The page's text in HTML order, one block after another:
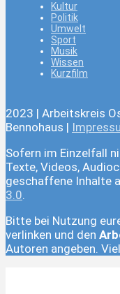
Kultur
Politik
Umwelt
Sport
Musik
Wissen
Kurzfilm
2023 | Arbeitskreis
Bennohaus |
Sofern im Einzelfall
Texte, Videos,
geschaffene Inhalte
3.0.
Bitte bei Nutzung
verlinken und den
Autoren angeben.